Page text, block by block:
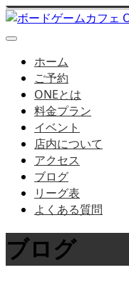
ホーム
ご予約
ONEとは
料金プラン
イベント
店内について
アクセス
ブログ
リーグ表
よくある質問
ブログ